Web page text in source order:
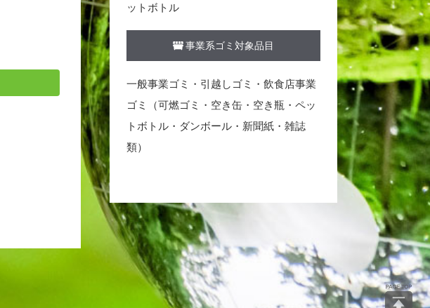
ットボトル
事業系ゴミ対象品目
一般事業ゴミ・引越しゴミ・飲食店事業
ゴミ（可燃ゴミ・空き缶・空き瓶・ペッ
トボトル・ダンボール・新聞紙・雑誌
類）